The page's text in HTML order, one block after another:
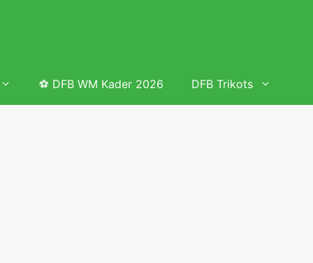
⚽ DFB WM Kader 2026 DFB Trikots